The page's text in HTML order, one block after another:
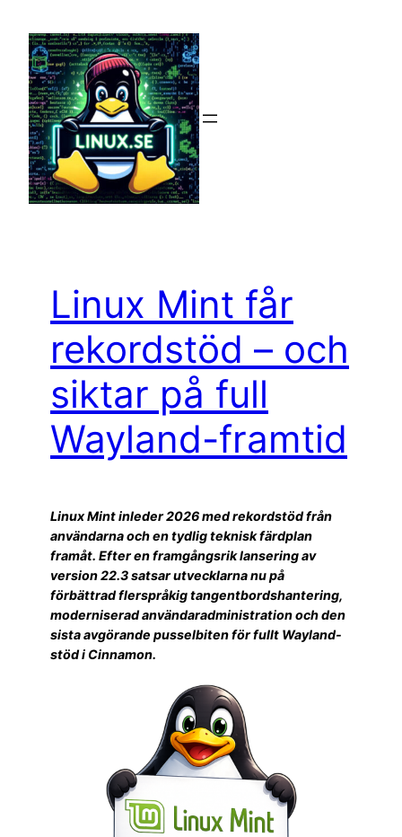
innehåll
Linux Mint får
rekordstöd – och
siktar på full
Wayland-framtid
Linux Mint inleder 2026 med rekordstöd från
användarna och en tydlig teknisk färdplan
framåt. Efter en framgångsrik lansering av
version 22.3 satsar utvecklarna nu på
förbättrad flerspråkig tangentbordshantering,
moderniserad användaradministration och den
sista avgörande pusselbiten för fullt Wayland-
stöd i Cinnamon.